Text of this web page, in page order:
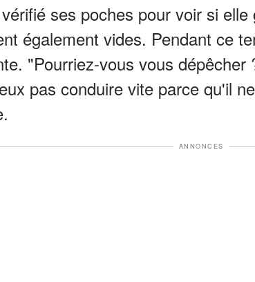
ses poches pour voir si
également vides. Pendant ce
"Pourriez-vous vous
pas conduire vite parce qu'il
ANNONCES